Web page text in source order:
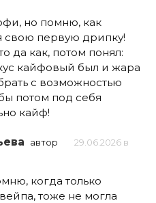
но помню, как
свою первую дрипку!
да как, потом понял:
кайфовый был и жара
с возможностью
потом под себя
кайф!
автор
29.06.2026 в
когда только
тоже не могла